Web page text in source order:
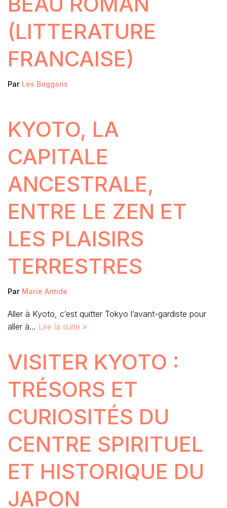
(LITTERATURE
FRANCAISE)
Par Les Boggans
KYOTO, LA
CAPITALE
ANCESTRALE,
ENTRE LE ZEN ET
LES PLAISIRS
TERRESTRES
Par Marie Antide
Aller à Kyoto, c’est quitter Tokyo l’avant-gardiste pour
aller à… Lire la suite »
VISITER KYOTO :
TRÉSORS ET
CURIOSITÉS DU
CENTRE SPIRITUEL
ET HISTORIQUE DU
JAPON